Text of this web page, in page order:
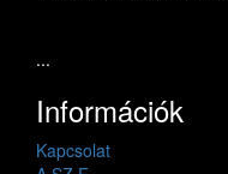
...
Információk
Kapcsolat